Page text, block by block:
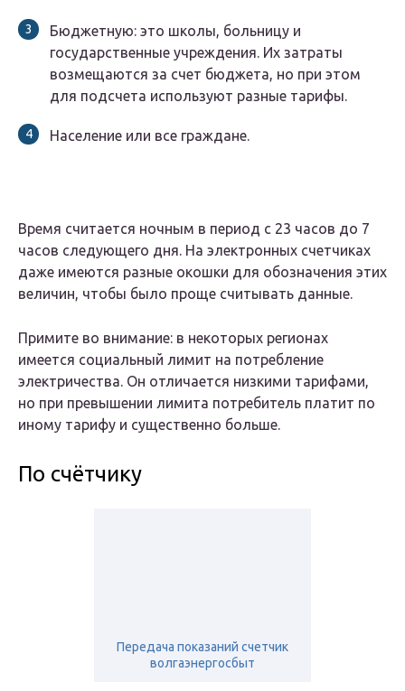
Бюджетную: это школы, больницу и
государственные учреждения. Их затраты
возмещаются за счет бюджета, но при этом
для подсчета используют разные тарифы.
Население или все граждане.
Время считается ночным в период с 23 часов до 7
часов следующего дня. На электронных счетчиках
даже имеются разные окошки для обозначения этих
величин, чтобы было проще считывать данные.
Примите во внимание: в некоторых регионах
имеется социальный лимит на потребление
электричества. Он отличается низкими тарифами,
но при превышении лимита потребитель платит по
иному тарифу и существенно больше.
По счётчику
Передача показаний счетчик
волгаэнергосбыт